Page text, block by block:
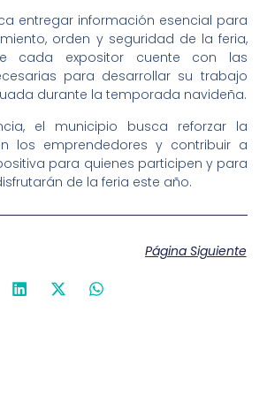
entregar información esencial para
orden y seguridad de la feria,
cada expositor cuente con las
para desarrollar su trabajo
durante la temporada navideña.
el municipio busca reforzar la
los emprendedores y contribuir a
para quienes participen y para
de la feria este año.
Página Siguiente